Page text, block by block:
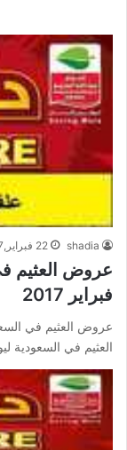
shadia 22 فبراير,2017
فبراير 2017
العثيم في السعودية ليوم الخميس 23